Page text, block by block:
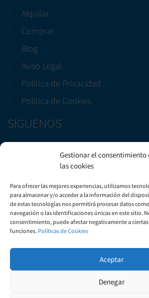
Gestionar el consentimiento
las cookies
Para ofrecer las mejores experiencias, utilizamos
para almacenar y/o acceder a la información del
de estas tecnologías nos permitirá procesar datos
navegación o las identificaciones únicas en este sitio.
consentimiento, puede afectar negativamente a ciertas
funciones. Políticas de Cookies
Aceptar
Denegar
Alquilar
Comprar
Blog
Aviso Legal
Política de Privacidad
Política de Cookies
SÍGUENOS
Facebook
Instagram
CONTÁCTENOS
Avenida Marítima, 29, Bloque B3,
+(34) 922 50 51 57